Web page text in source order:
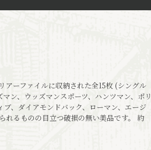
アーファイルに収納された全15枚 (シングル
ン、ウッズマンスポーツ、ハンツマン、ポリ
、ダイアモンドバック、ローマン、エージ
れるものの目立つ破損の無い美品です。 約